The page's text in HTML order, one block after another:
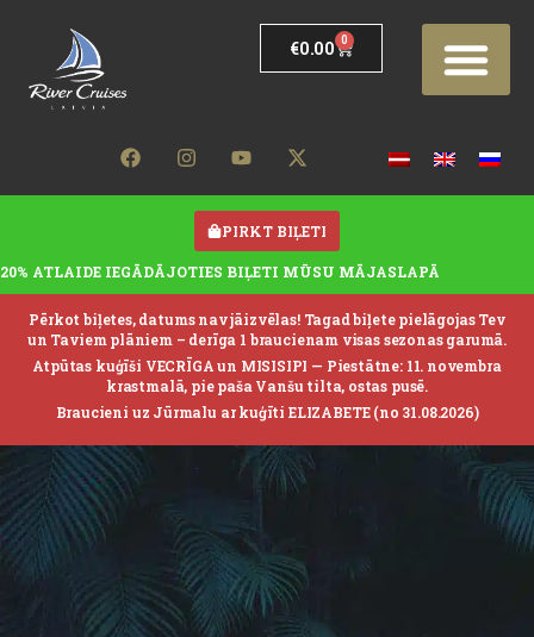
€0.00 0
PIRKT BIĻETI
20% ATLAIDE IEGĀDĀJOTIES BIĻETI MŪSU MĀJASLAPĀ
Pērkot biļetes, datums nav jāizvēlas! Tagad biļete pielāgojas Tev
un Taviem plāniem – derīga 1 braucienam visas sezonas garumā.
Atpūtas kuģīši VECRĪGA un MISISIPI — Piestātne: 11. novembra
krastmalā, pie paša Vanšu tilta, ostas pusē.
Braucieni uz Jūrmalu ar kuģīti ELIZABETE (no 31.08.2026)